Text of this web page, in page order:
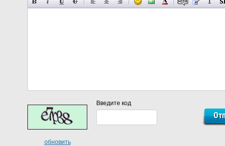
обновить
Введите код